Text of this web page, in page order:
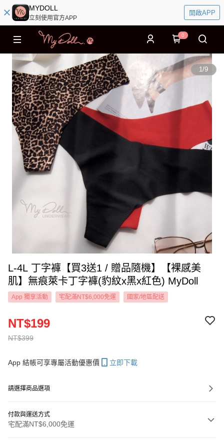
MYDOLL
立刻使用官方APP
開啟APP
0
1/9
L-4L 丁字褲【買3送1 / 贈品隨機】【裸感美
肌】無痕萊卡丁字褲(豹紋x黑x紅色) MyDoll
App 獨享活動 宅配滿NT$6,000免運 國家/地區配送
NT$399
NT$199
App 結帳可享專屬活動優惠價 立即下載
請選擇商品選項
付款與運送方式
宅配滿NT$6,000免運